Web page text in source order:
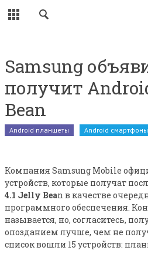
ЗАКРЫТЬ
СМАРТФОНЫ
ПЛАНШЕТЫ
ПРИЛОЖЕНИЯ
ОБЗОРЫ
SOCIAL
РАЗНОЕ
Samsung
получит
Bean
Android планшеты Android смартфоны
Компания Samsung Mobile
устройств, которые получат
4.1 Jelly Bean в качестве
программного обеспечения.
называется, но, согласитесь,
опозданием лучше, чем не
список вошли 15 устройств: